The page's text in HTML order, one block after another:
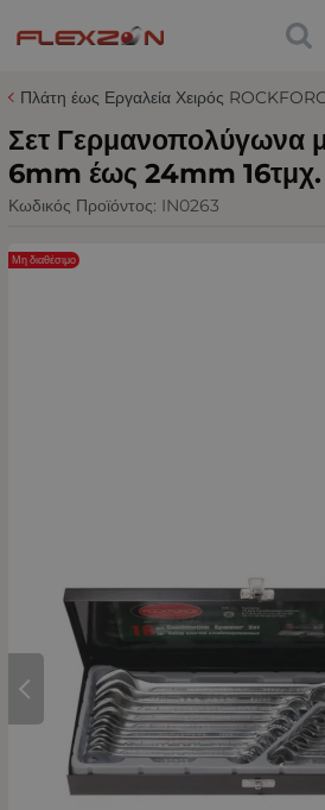
Πλάτη έως Εργαλεία Χειρός
Σετ Γερμανοπολύγωνα
6mm έως 24mm 16τμχ.
Κωδικός Προϊόντος: IN0263
Μη διαθέσιμο